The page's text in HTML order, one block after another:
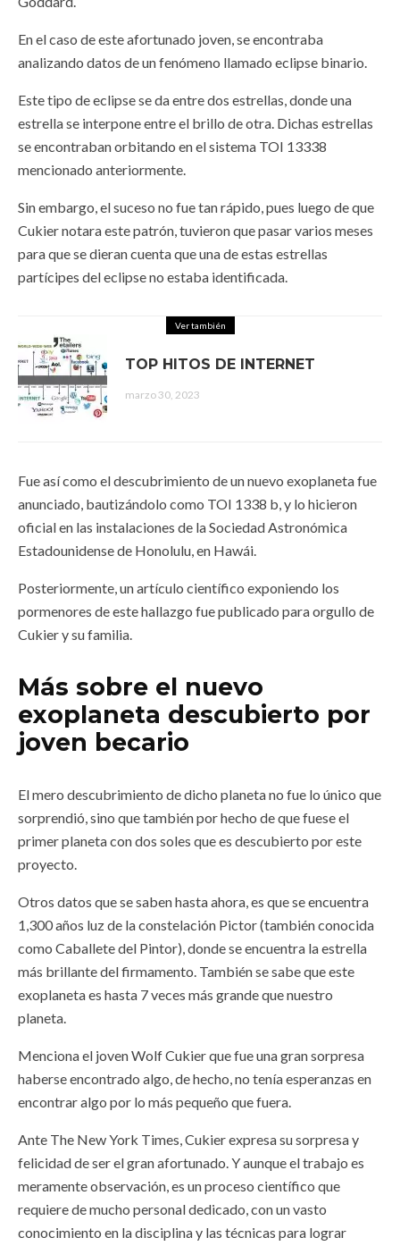
En el caso de este afortunado joven, se encontraba
analizando datos de un fenómeno llamado eclipse binario.
Este tipo de eclipse se da entre dos estrellas, donde una
estrella se interpone entre el brillo de otra. Dichas estrellas
se encontraban orbitando en el sistema TOI 13338
mencionado anteriormente.
Sin embargo, el suceso no fue tan rápido, pues luego de que
Cukier notara este patrón, tuvieron que pasar varios meses
para que se dieran cuenta que una de estas estrellas
partícipes del eclipse no estaba identificada.
Ver también
TOP HITOS DE INTERNET
marzo 30, 2023
Fue así como el descubrimiento de un nuevo exoplaneta fue
anunciado, bautizándolo como TOI 1338 b, y lo hicieron
oficial en las instalaciones de la Sociedad Astronómica
Estadounidense de Honolulu, en Hawái.
Posteriormente, un artículo científico exponiendo los
pormenores de este hallazgo fue publicado para orgullo de
Cukier y su familia.
Más sobre el nuevo
exoplaneta descubierto por
joven becario
El mero descubrimiento de dicho planeta no fue lo único que
sorprendió, sino que también por hecho de que fuese el
primer planeta con dos soles que es descubierto por este
proyecto.
Otros datos que se saben hasta ahora, es que se encuentra
1,300 años luz de la constelación Pictor (también conocida
como Caballete del Pintor), donde se encuentra la estrella
más brillante del firmamento. También se sabe que este
exoplaneta es hasta 7 veces más grande que nuestro
planeta.
Menciona el joven Wolf Cukier que fue una gran sorpresa
haberse encontrado algo, de hecho, no tenía esperanzas en
encontrar algo por lo más pequeño que fuera.
Ante The New York Times, Cukier expresa su sorpresa y
felicidad de ser el gran afortunado. Y aunque el trabajo es
meramente observación, es un proceso científico que
requiere de mucho personal dedicado, con un vasto
conocimiento en la disciplina y las técnicas para lograr